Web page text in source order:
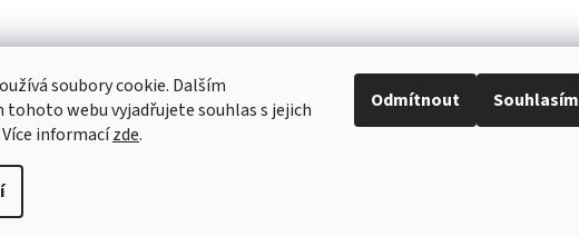
soubory cookie. Dalším
tohoto webu vyjadřujete souhlas s jejich
informacízde.
Odmítnout Souhlasím